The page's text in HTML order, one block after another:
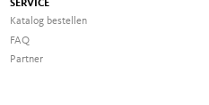
SERVICE
Katalog bestellen
FAQ
Partner